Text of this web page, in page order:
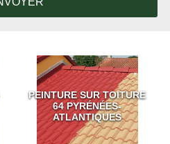
PEINTURE SUR TOITURE
64 PYRÉNÉES-
ATLANTIQUES